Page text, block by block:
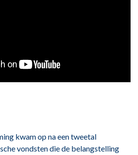
kwam op na een tweetal
vondsten die de belangstelling